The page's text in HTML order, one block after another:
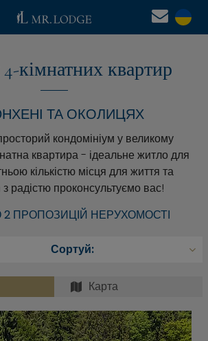
кімнатних квартир
ТА ОКОЛИЦЯХ
кондомініум у великому
квартира - ідеальне житло для
кількістю місця для життя та
радістю проконсультуємо вас!
ПРОПОЗИЦІЙ НЕРУХОМОСТІ
Карта